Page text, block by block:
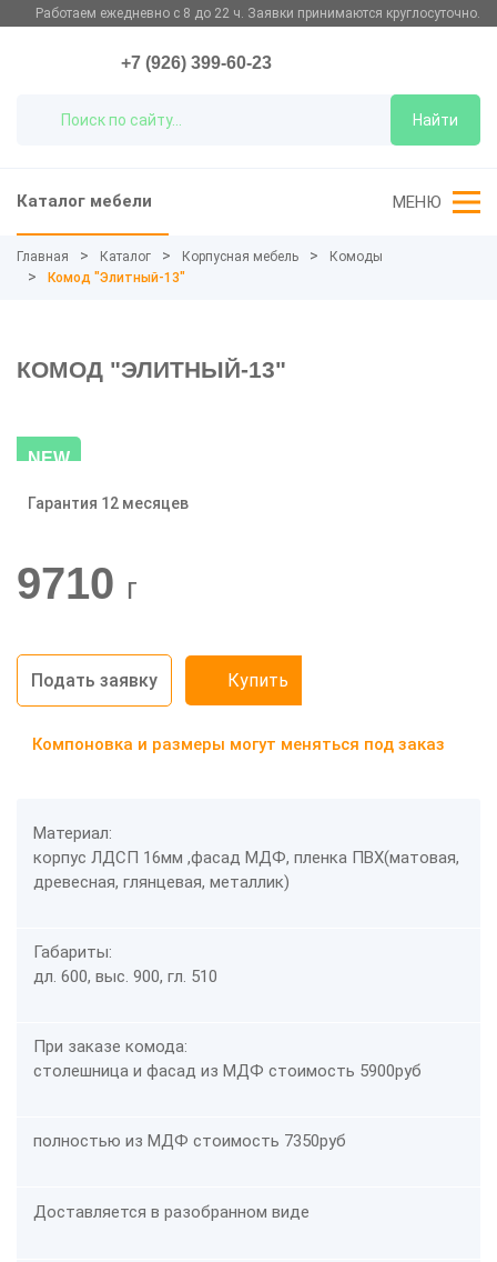
Работаем ежедневно с 8 до 22 ч. Заявки принимаются круглосуточно.
Найти
+7 (926) 399-60-23
Каталог мебели МЕНЮ
Главная Каталог Корпусная мебель
Комоды
Комод "Элитный-13"
КОМОД "ЭЛИТНЫЙ-13"
NEW
-20%
Гарантия 12 месяцев
9710 г
Подать заявку Купить
Компоновка и размеры могут меняться под заказ
Материал:
корпус ЛДСП 16мм ,фасад МДФ, пленка ПВХ(матовая,
древесная, глянцевая, металлик)
Габариты:
дл. 600, выс. 900, гл. 510
При заказе комода:
столешница и фасад из МДФ стоимость 5900руб
полностью из МДФ стоимость 7350руб
Доставляется в разобранном виде